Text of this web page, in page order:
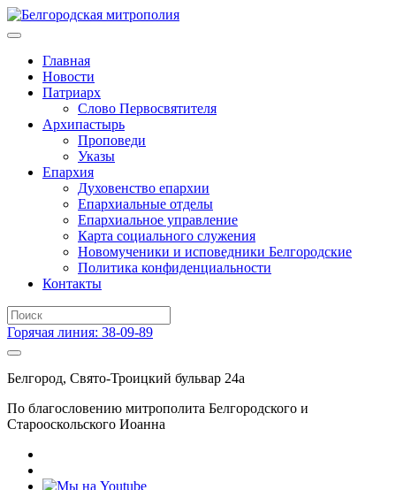
Главная
Новости
Патриарх
Слово Первосвятителя
Архипастырь
Проповеди
Указы
Епархия
Духовенство епархии
Епархиальные отделы
Епархиальное управление
Карта социального служения
Новомученики и исповедники Белгородские
Политика конфиденциальности
Контакты
Горячая линия: 38-09-89
Белгород, Свято-Троицкий бульвар 24а
По благословению митрополита Белгородского и
Старооскольского Иоанна